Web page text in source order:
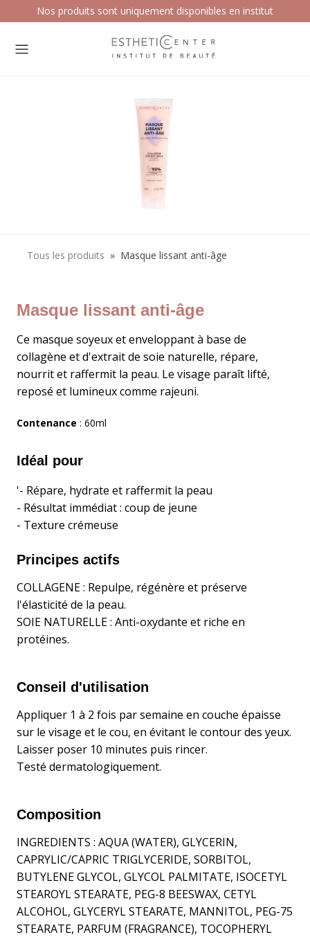
Nos produits sont uniquement disponibles en institut
Tous les produits » Masque lissant anti-âge
Masque lissant anti-âge
Ce masque soyeux et enveloppant à base de
collagène et d'extrait de soie naturelle, répare,
nourrit et raffermit la peau. Le visage paraît lifté,
reposé et lumineux comme rajeuni.
Contenance : 60ml
Idéal pour
'- Répare, hydrate et raffermit la peau
- Résultat immédiat : coup de jeune
- Texture crémeuse
Principes actifs
COLLAGENE : Repulpe, régénère et préserve
l'élasticité de la peau.
SOIE NATURELLE : Anti-oxydante et riche en
protéines.
Conseil d'utilisation
Appliquer 1 à 2 fois par semaine en couche épaisse
sur le visage et le cou, en évitant le contour des yeux.
Laisser poser 10 minutes puis rincer.
Testé dermatologiquement.
Composition
INGREDIENTS : AQUA (WATER), GLYCERIN,
CAPRYLIC/CAPRIC TRIGLYCERIDE, SORBITOL,
BUTYLENE GLYCOL, GLYCOL PALMITATE, ISOCETYL
STEAROYL STEARATE, PEG-8 BEESWAX, CETYL
ALCOHOL, GLYCERYL STEARATE, MANNITOL, PEG-75
STEARATE, PARFUM (FRAGRANCE), TOCOPHERYL